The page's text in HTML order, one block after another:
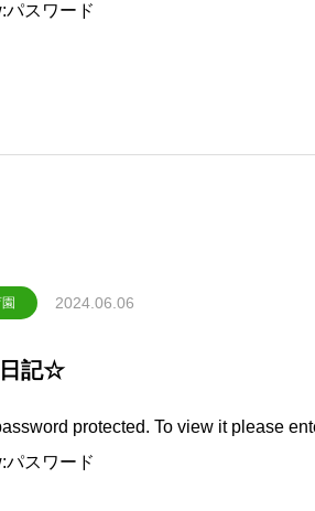
パスワード
2024.06.06
記☆
protected. To view it please
パスワード